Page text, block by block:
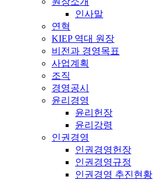
인사말
연혁
KIEP 역대 원장
비전과 경영목표
사업계획
조직
경영공시
윤리경영
윤리헌장
윤리강령
인권경영
인권경영헌장
인권경영규정
인권경영 추진현황